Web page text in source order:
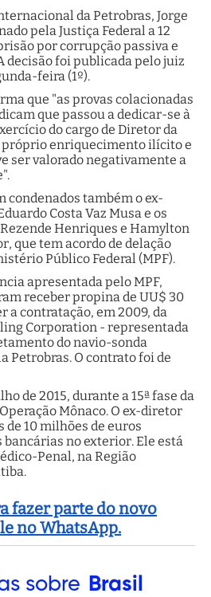
da Petrobras, Jorge
pela Justiça Federal a 12
por corrupção passiva e
decisão foi publicada pelo juiz
feira (1º).
que "as provas colacionadas
que passou a dedicar-se à
do cargo de Diretor da
próprio enriquecimento ilícito e
ser valorado negativamente a
condenados também o ex-
Costa Vaz Musa e os
Henriques e Hamylton
que tem acordo de delação
Público Federal (MPF).
apresentada pelo MPF,
receber propina de UU$ 30
a contratação, em 2009, da
Corporation - representada
do navio-sonda
Petrobras. O contrato foi de
de 2015, durante a 15ª fase da
Mônaco. O ex-diretor
de 10 milhões de euros
bancárias no exterior. Ele está
Penal, na Região
fazer parte do novo
no WhatsApp.
sobre Brasil